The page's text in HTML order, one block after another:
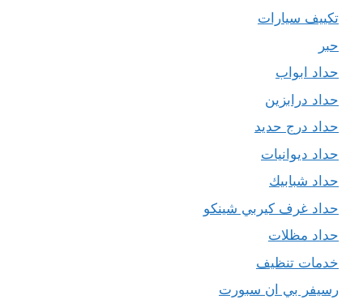
تكييف سيارات
حبر
حداد ابواب
حداد درابزين
حداد درج حديد
حداد ديوانيات
حداد شبابيك
حداد غرف كيربي شينكو
حداد مظلات
خدمات تنظيف
رسيفر بي ان سبورت